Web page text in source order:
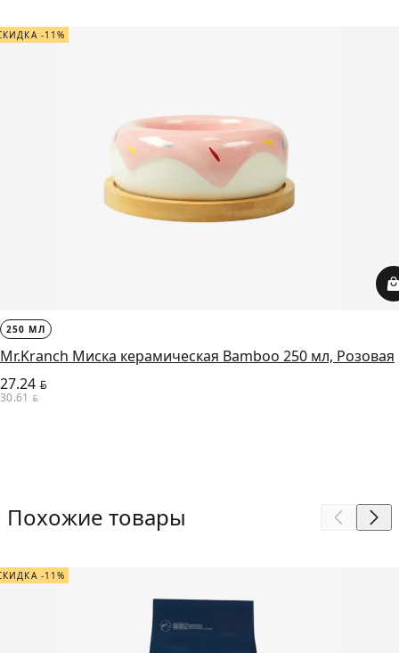
-11%
250 МЛ
Mr.Kranch Миска керамическая Bamboo 250 мл, Розовая
27.24 BYN
30.61 BYN
Похожие товары
-11%